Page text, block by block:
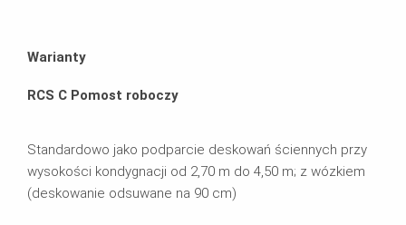
Warianty
RCS C Pomost roboczy
Standardowo jako podparcie deskowań ściennych przy
wysokości kondygnacji od 2,70 m do 4,50 m; z wózkiem
(deskowanie odsuwane na 90 cm)